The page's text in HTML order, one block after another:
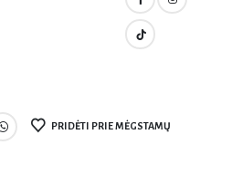
PRIDĖTI PRIE MĖGSTAMŲ